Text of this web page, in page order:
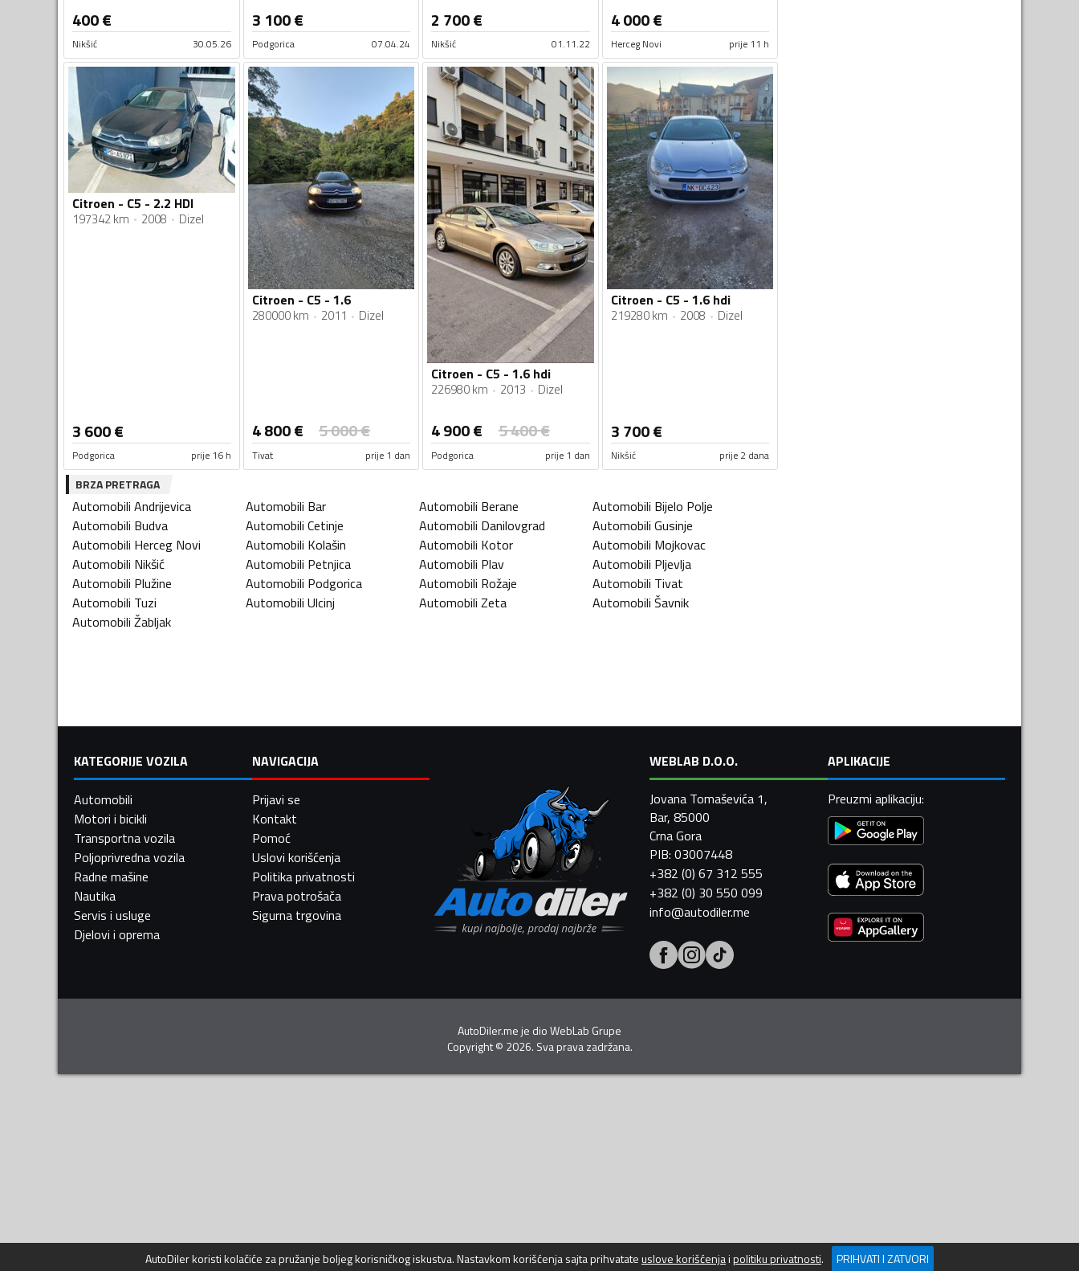
400€
Nikšić 30.05.26
3 100€
Podgorica 07.04.24
2 700€
Nikšić 01.11.22
4 000€
Herceg Novi prije 11 h
Citroen - C5 - 2.2 HDI
197342 km 2008 Dizel
3 600€
Podgorica prije 16 h
Citroen - C5 - 1.6
280000 km 2011 Dizel
4 800€ 5 000€
Tivat prije 1 dan
Citroen - C5 - 1.6 hdi
226980 km 2013 Dizel
4 900€ 5 400€
Podgorica prije 1 dan
Citroen - C5 - 1.6 hdi
219280 km 2008 Dizel
3 700€
Nikšić prije 2 dana
BRZA PRETRAGA
Automobili Andrijevica Automobili Bar Automobili Berane Automobili Bijelo Polje
Automobili Budva Automobili Cetinje Automobili Danilovgrad Automobili Gusinje
Automobili Herceg Novi Automobili Kolašin Automobili Kotor Automobili Mojkovac
Automobili Nikšić Automobili Petnjica Automobili Plav Automobili Pljevlja
Automobili Plužine Automobili Podgorica Automobili Rožaje Automobili Tivat
Automobili Tuzi Automobili Ulcinj Automobili Zeta Automobili Šavnik
Automobili Žabljak
KATEGORIJE VOZILA
Automobili
Motori i bicikli
Transportna vozila
Poljoprivredna vozila
Radne mašine
Nautika
Servis i usluge
Djelovi i oprema
NAVIGACIJA
Prijavi se
Kontakt
Pomoć
Uslovi korišćenja
Politika privatnosti
Prava potrošača
Sigurna trgovina
WEBLAB D.O.O.
Jovana Tomaševića 1,
Bar, 85000
Crna Gora
PIB: 03007448
+382 (0) 67 312 555
+382 (0) 30 550 099
info@autodiler.me
APLIKACIJE
Preuzmi aplikaciju:
AutoDiler.me je dioWebLab Grupe
Copyright© 2026. Sva prava zadržana.
AutoDilerkoristi kolačiće za pružanje boljeg korisničkog iskustva. Nastavkom korišćenja sajta prihvatateuslove korišćenjaipolitiku privatnosti. PRIHVATI I ZATVORI